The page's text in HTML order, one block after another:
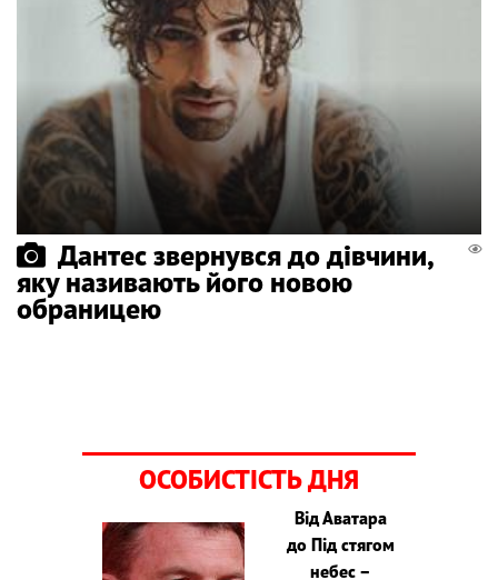
Дантес звернувся до дівчини,
яку називають його новою
обраницею
ОСОБИСТІСТЬ ДНЯ
Від Аватара
до Під стягом
небес –